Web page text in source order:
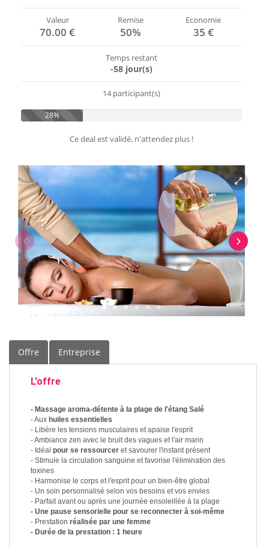
Valeur
70.00 €
Remise
50%
Economie
35 €
Temps restant
-58 jour(s)
14 participant(s)
28%
Ce deal est validé, n'attendez plus !
Offre Entreprise
L'offre
- Massage aroma-détente à la plage de l'étang Salé
- Aux huiles essentielles
- Libère les tensions musculaires et apaise l'esprit
- Ambiance zen avec le bruit des vagues et l'air marin
- Idéal pour se ressourcer et savourer l'instant présent
- Stimule la circulation sanguine et favorise l'élimination des
toxines
- Harmonise le corps et l'esprit pour un bien-être global
- Un soin personnalisé selon vos besoins et vos envies
- Parfait avant ou après une journée ensoleillée à la plage
- Une pause sensorielle pour se reconnecter à soi-même
- Prestation réalisée par une femme
- Durée de la prestation : 1 heure